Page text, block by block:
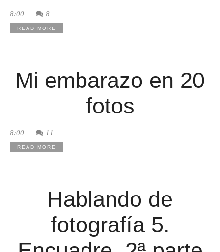
8:00 8
READ MORE
Mi embarazo en 20
fotos
8:00 11
READ MORE
Hablando de
fotografía 5.